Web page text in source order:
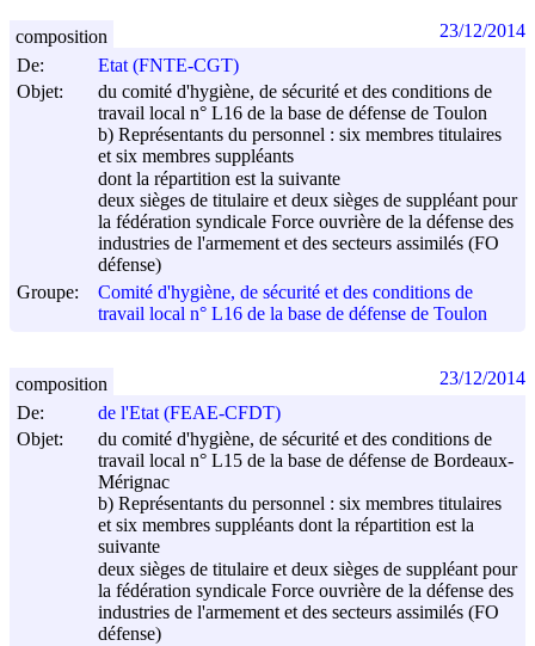
De:
Etat (FNTE-CGT)
Objet:
du comité d'hygiène, de sécurité et des conditions de
travail local n° L16 de la base de défense de Toulon
b) Représentants du personnel : six membres titulaires
et six membres suppléants
dont la répartition est la suivante
deux sièges de titulaire et deux sièges de suppléant pour
la fédération syndicale Force ouvrière de la défense des
industries de l'armement et des secteurs assimilés (FO
défense)
Groupe:
Comité d'hygiène, de sécurité et des conditions de
travail local n° L16 de la base de défense de Toulon
composition 23/12/2014
De:
de l'Etat (FEAE-CFDT)
Objet:
du comité d'hygiène, de sécurité et des conditions de
travail local n° L15 de la base de défense de Bordeaux-
Mérignac
b) Représentants du personnel : six membres titulaires
et six membres suppléants dont la répartition est la
suivante
deux sièges de titulaire et deux sièges de suppléant pour
la fédération syndicale Force ouvrière de la défense des
industries de l'armement et des secteurs assimilés (FO
défense)
composition 23/12/2014